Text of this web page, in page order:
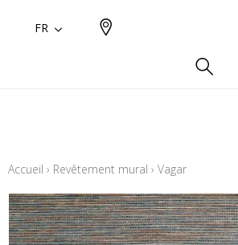
FR
Accueil › Revêtement mural › Vagar